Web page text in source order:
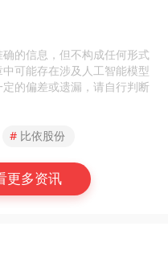
的信息，但不构成任何形式
可能存在涉及人工智能模型
的偏差或遗漏，请自行判断
# 比依股份
更多资讯